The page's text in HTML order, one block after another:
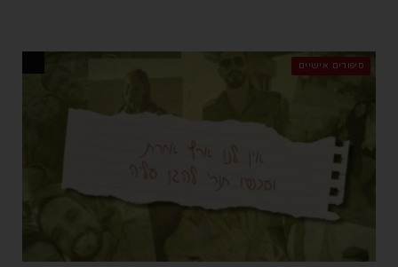
סיפורים אישיים